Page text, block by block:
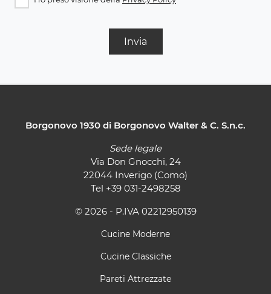
Invia
Borgonovo 1930 di Borgonovo Walter & C. S.n.c.
Sede legale
Via Don Gnocchi, 24
22044 Inverigo (Como)
Tel +39 031-2498258
© 2026 - P.IVA 02212950139
Cucine Moderne
Cucine Classiche
Pareti Attrezzate